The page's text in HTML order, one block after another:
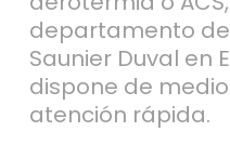
departamento
Saunier Duval en
dispone de
atención rápida.